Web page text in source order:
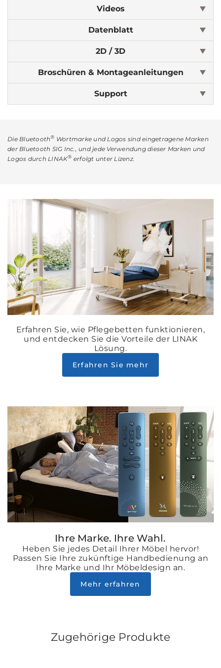
Videos
Datenblatt
2D / 3D
Broschüren & Montageanleitungen
Support
Die Bluetooth® Wortmarke und Logos sind eingetragene Marken
der Bluetooth SIG Inc., und jede Verwendung dieser Marken und
Logos durch LINAK® erfolgt unter Lizenz.
Erfahren Sie, wie Pflegebetten funktionieren,
und entdecken Sie die Vorteile der LINAK
Lösung.
Erfahren Sie mehr
Ihre Marke. Ihre Wahl.
Heben Sie jedes Detail Ihrer Möbel hervor!
Passen Sie Ihre zukünftige Handbedienung an
Ihre Marke und Ihr Möbeldesign an.
Mehr erfahren
Zugehörige Produkte